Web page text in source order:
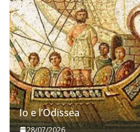
Io e l’Odissea
28/07/2026